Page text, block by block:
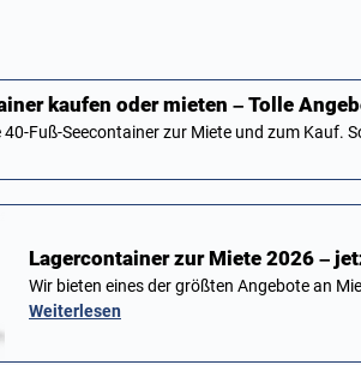
kaufen oder mieten – Tolle
40-Fuß-Seecontainer zur Miete und zum Kauf.
Lagercontainer zur Miete 2026 –
Wir bieten eines der größten Angebote an
Weiterlesen